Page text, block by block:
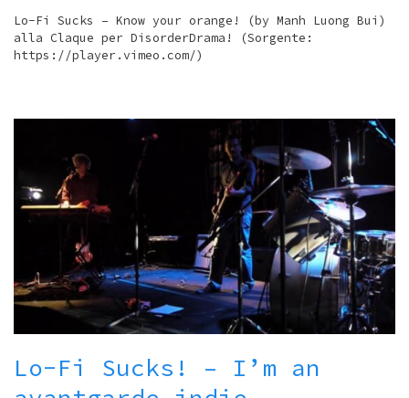
Lo-Fi Sucks – Know your orange! (by Manh Luong Bui)
alla Claque per DisorderDrama! (Sorgente:
https://player.vimeo.com/)
Lo-Fi Sucks! – I’m an